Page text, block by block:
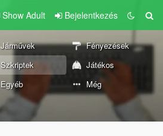
Show Adult Bejelentkezés
Járművek
Fényezések
Szkriptek
Játékos
Egyéb Még